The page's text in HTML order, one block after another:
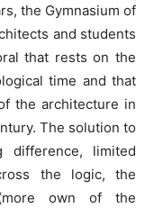
the Gymnasium of
and students
that rests on the
time and that
the architecture in
The solution to
difference, limited
the logic, the
own of the